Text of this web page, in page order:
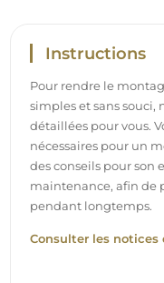
Suivez-nous
Restez à jour avec
promotions,
des idées pour de
communauté et
spécialement pour